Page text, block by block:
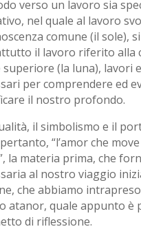
verso un lavoro sia
nel quale al lavoro
comune (il sole),
il lavoro riferito alla
superiore (la luna), lavori
per comprendere ed
il nostro profondo.
il simbolismo e il
“l’amor che
la materia prima, che
al nostro viaggio
che abbiamo
atanor, quale appunto è
di riflessione.